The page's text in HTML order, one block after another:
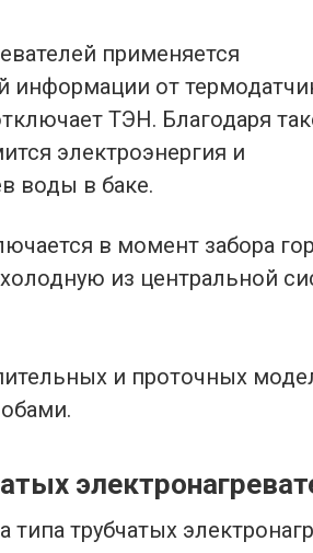
применяется
информации от
ТЭН. Благодаря
электроэнергия и
воды в баке.
в момент забора
из центральной
и проточных
трубчатых